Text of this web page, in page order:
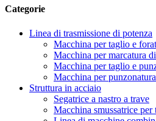
Categorie
Linea di trasmissione di potenza
Macchina per taglio e
Macchina per marcatura
Macchina per taglio e
Macchina per
Struttura in acciaio
Segatrice a nastro a trave
Macchina smussatrice per